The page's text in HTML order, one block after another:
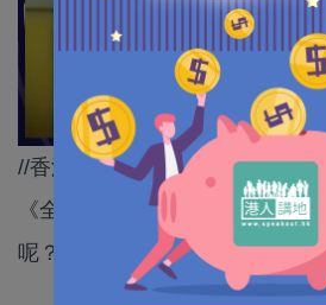
//香港係國際金融中心係人都知
《全球金融中心指數》報告，
呢？//